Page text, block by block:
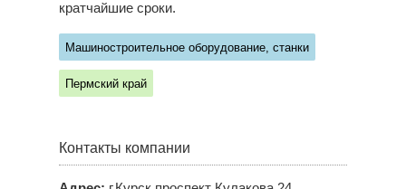
кратчайшие сроки.
Машиностроительное оборудование, станки
Пермский край
Контакты компании